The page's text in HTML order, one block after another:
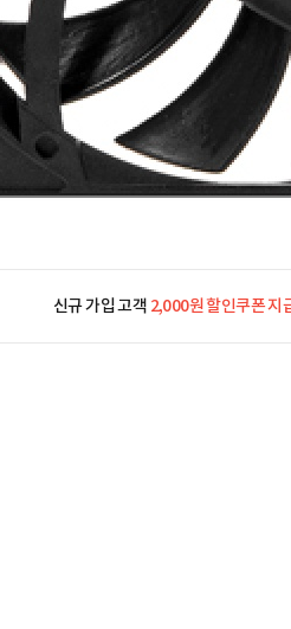
신규 가입 고객 2,000원 할인쿠폰 지